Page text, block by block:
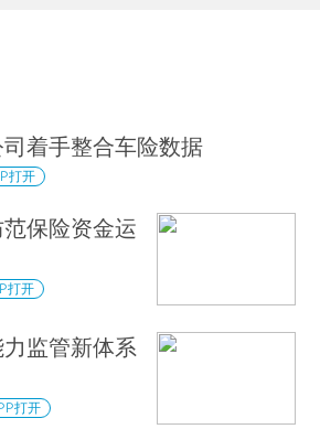
着手整合车险数据
打开
保险资金运
打开
监管新体系
打开